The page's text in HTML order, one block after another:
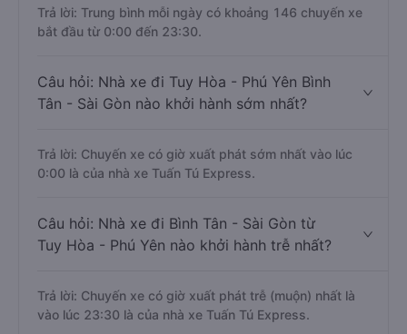
Trả lời: Trung bình mỗi ngày có khoảng 146 chuyến xe
bắt đầu từ 0:00 đến 23:30.
Câu hỏi: Nhà xe đi Tuy Hòa - Phú Yên Bình
Tân - Sài Gòn nào khởi hành sớm nhất?
Trả lời: Chuyến xe có giờ xuất phát sớm nhất vào lúc
0:00 là của nhà xe Tuấn Tú Express.
Câu hỏi: Nhà xe đi Bình Tân - Sài Gòn từ
Tuy Hòa - Phú Yên nào khởi hành trễ nhất?
Trả lời: Chuyến xe có giờ xuất phát trễ (muộn) nhất là
vào lúc 23:30 là của nhà xe Tuấn Tú Express.